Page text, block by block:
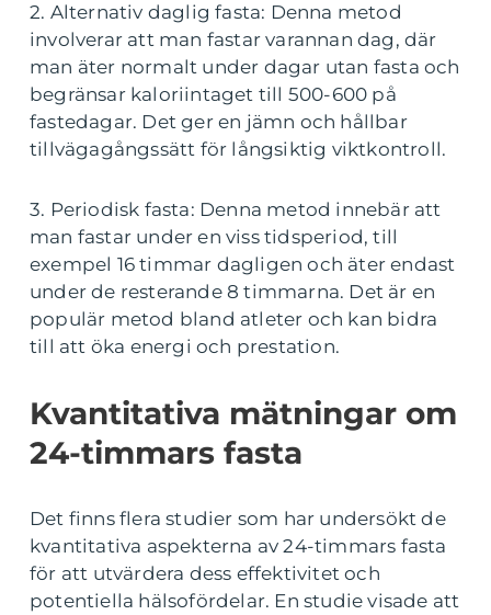
2. Alternativ daglig fasta: Denna metod
involverar att man fastar varannan dag, där
man äter normalt under dagar utan fasta och
begränsar kaloriintaget till 500-600 på
fastedagar. Det ger en jämn och hållbar
tillvägagångssätt för långsiktig viktkontroll.
3. Periodisk fasta: Denna metod innebär att
man fastar under en viss tidsperiod, till
exempel 16 timmar dagligen och äter endast
under de resterande 8 timmarna. Det är en
populär metod bland atleter och kan bidra
till att öka energi och prestation.
Kvantitativa mätningar om
24-timmars fasta
Det finns flera studier som har undersökt de
kvantitativa aspekterna av 24-timmars fasta
för att utvärdera dess effektivitet och
potentiella hälsofördelar. En studie visade att